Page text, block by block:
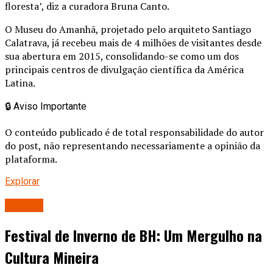
floresta’, diz a curadora Bruna Canto.
O Museu do Amanhã, projetado pelo arquiteto Santiago
Calatrava, já recebeu mais de 4 milhões de visitantes desde
sua abertura em 2015, consolidando-se como um dos
principais centros de divulgação científica da América
Latina.
🔒 Aviso Importante
O conteúdo publicado é de total responsabilidade do autor
do post, não representando necessariamente a opinião da
plataforma.
Explorar
Festival de Inverno de BH: Um Mergulho na
Cultura Mineira